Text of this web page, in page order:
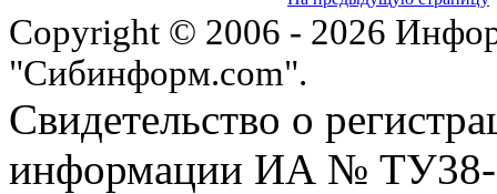
Copyright © 2006 - 2026
"Сибинформ.com".
Свидетельство о
информации ИА № ТУ38-